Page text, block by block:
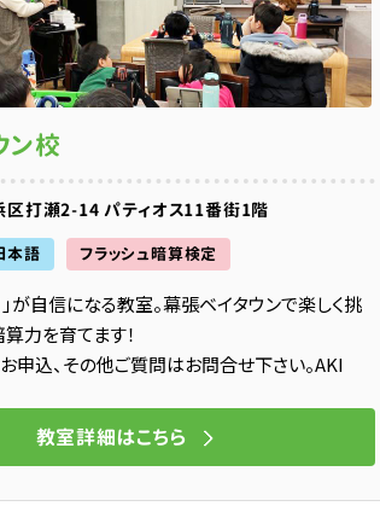
ン校
打瀬2-14 パティオス11番街1階
本語 フラッシュ暗算検定
」が自信になる教室。幕張ベイタウンで楽しく挑
力を育てます！
申込、その他ご質問はお問合せ下さい。AKI
教室詳細はこちら